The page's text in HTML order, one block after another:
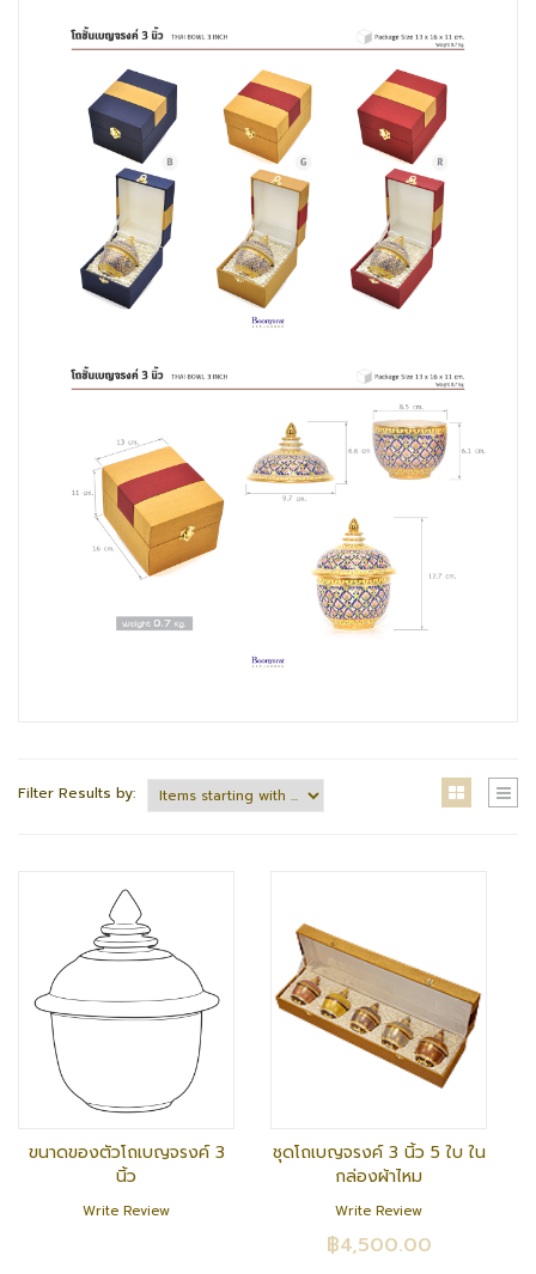
Filter Results by:
ขนาดของตัวโถเบญจรงค์ 3
นิ้ว
Write Review
ชุดโถเบญจรงค์ 3 นิ้ว 5 ใบ ใน
กล่องผ้าไหม
Write Review
฿4,500.00